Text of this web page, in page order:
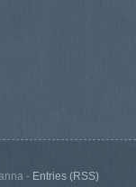
- Entries (RSS)